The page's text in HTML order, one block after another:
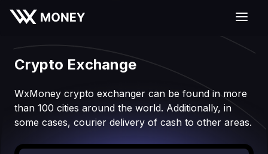
Crypto Exchange
WxMoney crypto exchanger can be found in more
than 100 cities around the world. Additionally, in
some cases, courier delivery of cash to other areas.